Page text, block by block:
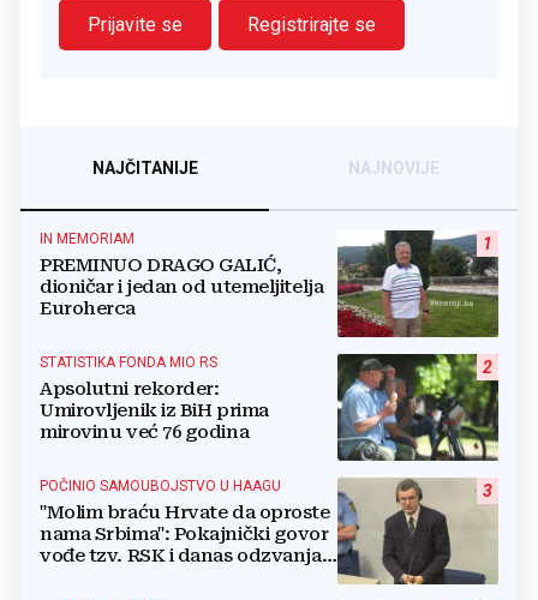
Prijavite se
Registrirajte se
NAJČITANIJE NAJNOVIJE
1
IN MEMORIAM
PREMINUO DRAGO GALIĆ,
dioničar i jedan od utemeljitelja
Euroherca
2
STATISTIKA FONDA MIO RS
Apsolutni rekorder:
Umirovljenik iz BiH prima
mirovinu već 76 godina
3
POČINIO SAMOUBOJSTVO U HAAGU
"Molim braću Hrvate da oproste
nama Srbima": Pokajnički govor
vođe tzv. RSK i danas odzvanja